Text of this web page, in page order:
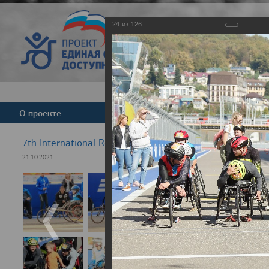
Версия для
О проекте Команда Новости
7th International Rezept-Sport Wheelchair Half
21.10.2021
24 из 126